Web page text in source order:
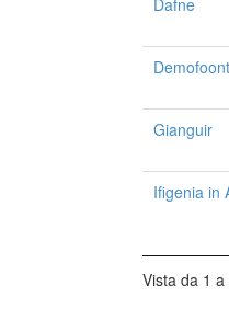
Dafne
Gianguir
Ifigenia in
Vista da 1